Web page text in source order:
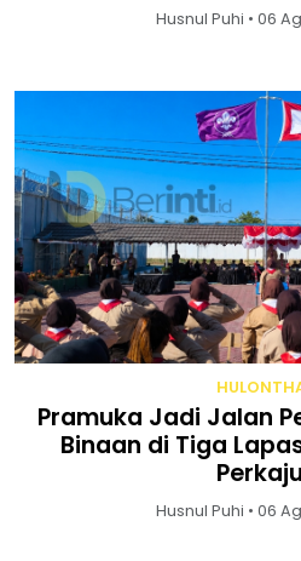
Husnul Puhi • 06
Pramuka Jadi Jalan
Binaan di Tiga
Husnul Puhi • 06